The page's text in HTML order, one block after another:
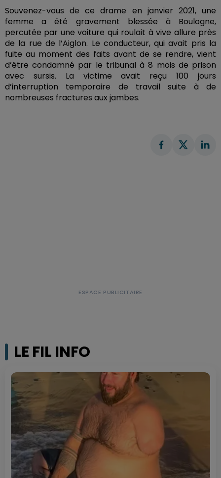
Souvenez-vous de ce drame en janvier 2021, une
femme a été gravement blessée à Boulogne,
percutée par une voiture qui roulait à vive allure près
de la rue de l’Aiglon. Le conducteur, qui avait pris la
fuite au moment des faits avant de se rendre, vient
d’être condamné par le tribunal à 8 mois de prison
avec sursis. La victime avait reçu 100 jours
d’interruption temporaire de travail suite à de
nombreuses fractures aux jambes.
LE FIL INFO